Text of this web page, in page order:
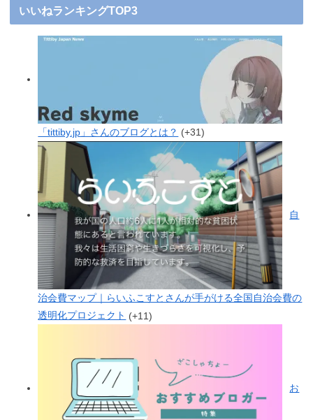
いいねランキングTOP3
「tittiby.jp」さんのブログとは？ +31
自
治会費マップ｜らいふこすとさんが手がける全国自治会費の
透明化プロジェクト
+11
お